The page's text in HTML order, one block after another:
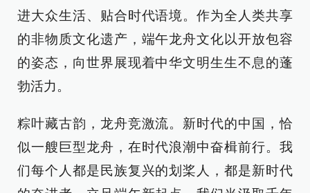
进大众生活、贴合时代语境。作为全人类共享
的非物质文化遗产，端午龙舟文化以开放包容
的姿态，向世界展现着中华文明生生不息的蓬
勃活力。
粽叶藏古韵，龙舟竞激流。新时代的中国，恰
似一艘巨型龙舟，在时代浪潮中奋楫前行。我
们每个人都是民族复兴的划桨人，都是新时代